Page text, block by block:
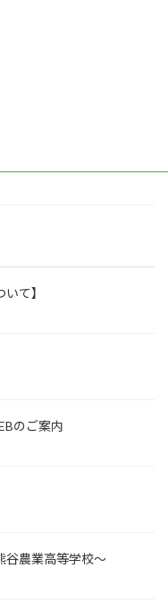
て】
のご案内
谷農業高等学校～